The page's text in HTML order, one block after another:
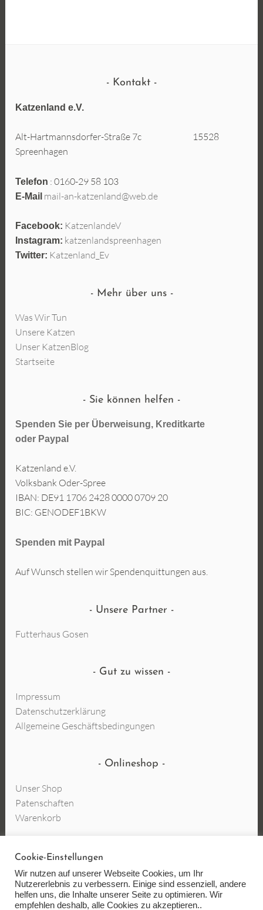
Kontakt
Katzenland e.V.
Alt-Hartmannsdorfer-Straße 7c 15528
Spreenhagen
Telefon : 0160-29 58 103
E-Mail mail-an-katzenland@web.de
Facebook: KatzenlandeV
Instagram: katzenlandspreenhagen
Twitter: Katzenland_Ev
Mehr über uns
Was Wir Tun
Unsere Katzen
Unser KatzenBlog
Startseite
Sie können helfen
Spenden Sie per Überweisung, Kreditkarte
oder Paypal
Katzenland e.V.
Volksbank Oder-Spree
IBAN: DE91 1706 2428 0000 0709 20
BIC: GENODEF1BKW
Spenden mit Paypal
Auf Wunsch stellen wir Spendenquittungen aus.
Unsere Partner
Futterhaus Gosen
Gut zu wissen
Impressum
Datenschutzerklärung
Allgemeine Geschäftsbedingungen
Onlineshop
Unser Shop
Patenschaften
Warenkorb
Vertrag widerrufen
Cookie-Einstellungen
Wir nutzen auf unserer Webseite Cookies, um Ihr
Nutzererlebnis zu verbessern. Einige sind essenziell, andere
helfen uns, die Inhalte unserer Seite zu optimieren. Wir
empfehlen deshalb, alle Cookies zu akzeptieren..